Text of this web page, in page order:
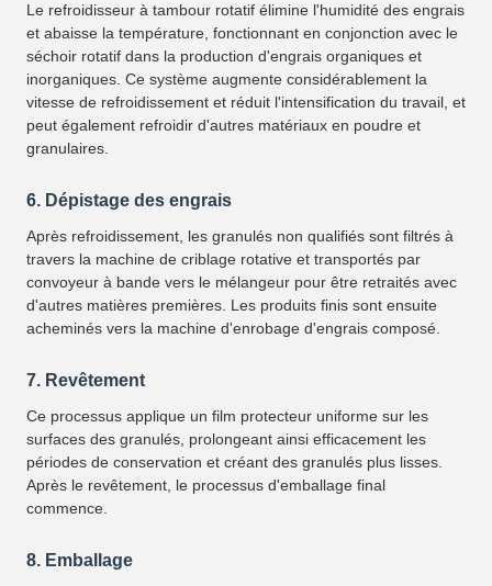
Le refroidisseur à tambour rotatif élimine l'humidité des engrais
et abaisse la température, fonctionnant en conjonction avec le
séchoir rotatif dans la production d'engrais organiques et
inorganiques. Ce système augmente considérablement la
vitesse de refroidissement et réduit l'intensification du travail, et
peut également refroidir d'autres matériaux en poudre et
granulaires.
6. Dépistage des engrais
Après refroidissement, les granulés non qualifiés sont filtrés à
travers la machine de criblage rotative et transportés par
convoyeur à bande vers le mélangeur pour être retraités avec
d'autres matières premières. Les produits finis sont ensuite
acheminés vers la machine d'enrobage d'engrais composé.
7. Revêtement
Ce processus applique un film protecteur uniforme sur les
surfaces des granulés, prolongeant ainsi efficacement les
périodes de conservation et créant des granulés plus lisses.
Après le revêtement, le processus d'emballage final
commence.
8. Emballage